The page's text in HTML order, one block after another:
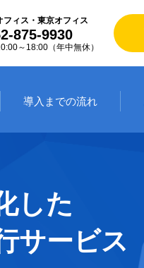
フィス・東京オフィス
875-9930
～18:00（年中無休）
導入までの流れ
した
サービス